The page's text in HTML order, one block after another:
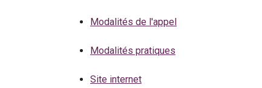
Modalités de l'appel
Modalités pratiques
Site internet